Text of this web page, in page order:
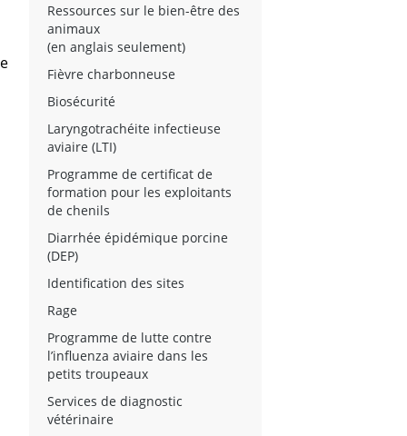
Ressources sur le bien-être des
animaux
(en anglais seulement)
Fièvre charbonneuse
Biosécurité
Laryngotrachéite infectieuse
aviaire (LTI)
Programme de certificat de
formation pour les exploitants
de chenils
Diarrhée épidémique porcine
(DEP)
Identification des sites
Rage
Programme de lutte contre
l’influenza aviaire dans les
petits troupeaux
Services de diagnostic
vétérinaire